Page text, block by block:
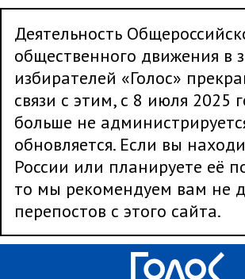
Деятельность
общественного движения в
избирателей «Голос»
связи с этим, с 8 июля 2025
больше не
обновляется. Если вы
России или планируете её
то мы рекомендуем вам не
перепостов с этого сайта.